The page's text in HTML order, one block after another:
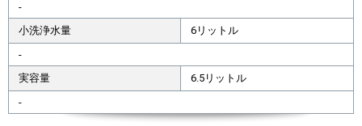
-
小洗浄水量
6リットル
-
実容量
6.5リットル
-